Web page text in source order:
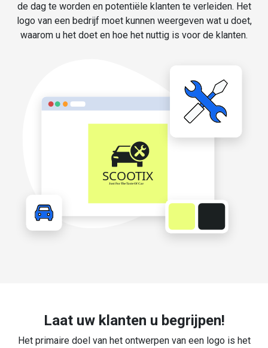
de dag te worden en potentiële klanten te verleiden. Het
logo van een bedrijf moet kunnen weergeven wat u doet,
waarom u het doet en hoe het nuttig is voor de klanten.
Laat uw klanten u begrijpen!
Het primaire doel van het ontwerpen van een logo is het